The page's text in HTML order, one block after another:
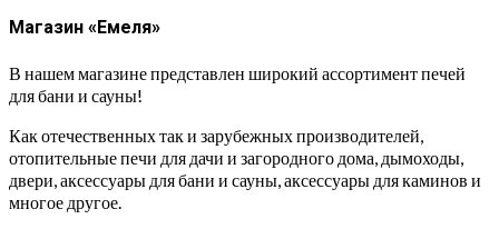
Магазин «Емеля»
В нашем магазине представлен широкий ассортимент печей
для бани и сауны!
Как отечественных так и зарубежных производителей,
отопительные печи для дачи и загородного дома, дымоходы,
двери, аксессуары для бани и сауны, аксессуары для каминов и
многое другое.